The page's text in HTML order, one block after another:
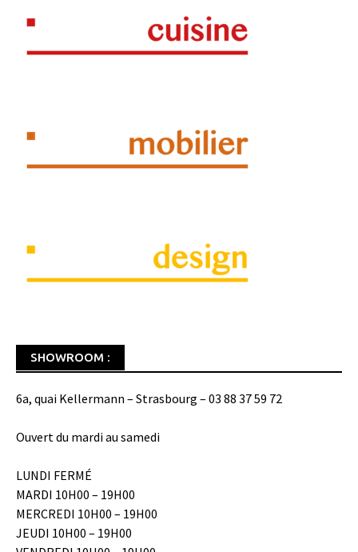
SHOWROOM :
6a, quai Kellermann – Strasbourg – 03 88 37 59 72
Ouvert du mardi au samedi
LUNDI FERMÉ
MARDI 10H00 – 19H00
MERCREDI 10H00 – 19H00
JEUDI 10H00 – 19H00